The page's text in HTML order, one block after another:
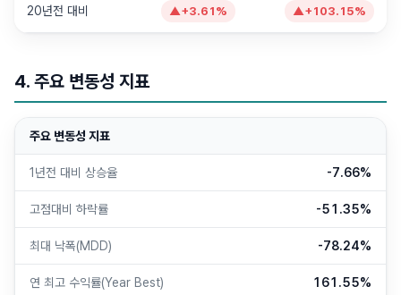
20년전 대비 ▲+3.61 % ▲+ 103.15%
4. 주요 변동성 지표
주요 변동성 지표
1년전 대비 상승율 -7.66%
고점대비 하락률 -51.35%
최대 낙폭(MDD) -78.24%
연 최고 수익률(Year Best) 161.55%